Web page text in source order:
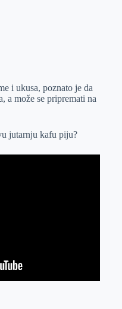
i ukusa, poznato je da
a može se pripremati na
jutarnju kafu piju?